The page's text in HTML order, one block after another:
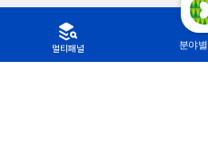
멀티패널 분야